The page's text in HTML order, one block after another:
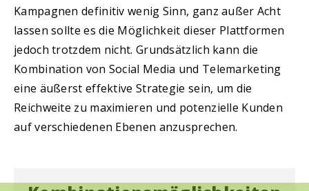
Kampagnen definitiv wenig Sinn, ganz außer Acht
lassen sollte es die Möglichkeit dieser Plattformen
jedoch trotzdem nicht. Grundsätzlich kann die
Kombination von Social Media und Telemarketing
eine äußerst effektive Strategie sein, um die
Reichweite zu maximieren und potenzielle Kunden
auf verschiedenen Ebenen anzusprechen.